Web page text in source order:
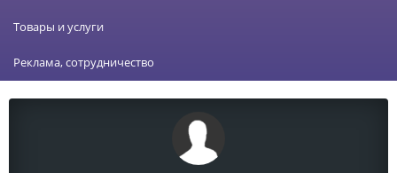
Товары и услуги
Реклама, сотрудничество